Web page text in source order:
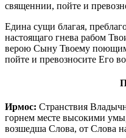
священнии, пойте и
Едина сущи благая,
настоящаго гнева рабом
верою Сыну Твоему
пойте и превозносите Его
Ирмос: Странствия
горнем месте высокими
возшедша Слова, от Слова